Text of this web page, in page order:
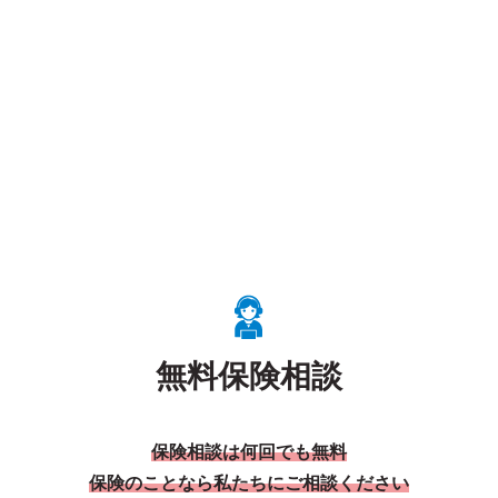
無料保険相談
保険相談は何回でも無料
保険のことなら私たちにご相談ください